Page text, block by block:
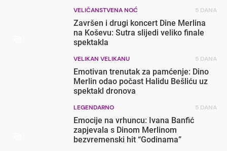
VELIČANSTVENA NOĆ 5 DANA
Završen i drugi koncert Dine Merlina
na Koševu: Sutra slijedi veliko finale
spektakla
VELIKAN VELIKANU 5 DANA
Emotivan trenutak za pamćenje: Dino
Merlin odao počast Halidu Bešliću uz
spektakl dronova
LEGENDARNO 5 DANA
Emocije na vrhuncu: Ivana Banfić
zapjevala s Dinom Merlinom
bezvremenski hit “Godinama”